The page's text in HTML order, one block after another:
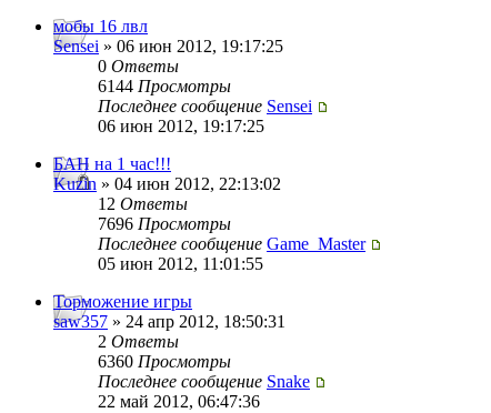
мобы 16 лвл
Sensei » 06 июн 2012, 19:17:25
0 Ответы
6144 Просмотры
Последнее сообщение Sensei
06 июн 2012, 19:17:25
БАН на 1 час!!!
Kuzin » 04 июн 2012, 22:13:02
12 Ответы
7696 Просмотры
Последнее сообщение Game_Master
05 июн 2012, 11:01:55
Торможение игры
saw357 » 24 апр 2012, 18:50:31
2 Ответы
6360 Просмотры
Последнее сообщение Snake
22 май 2012, 06:47:36